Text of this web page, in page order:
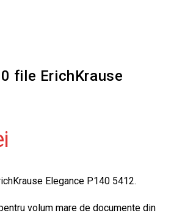
file ErichKrause
Elegance P140 5412.
volum mare de documente din